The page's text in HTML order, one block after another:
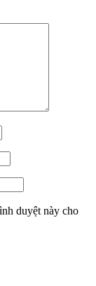
duyệt này cho